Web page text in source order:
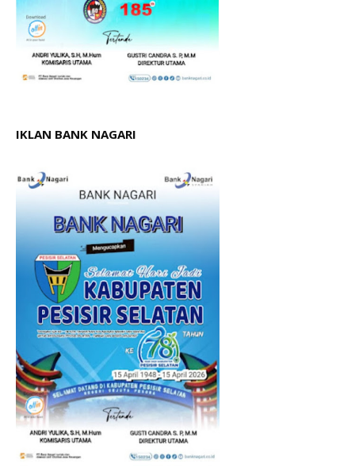
IKLAN BANK NAGARI